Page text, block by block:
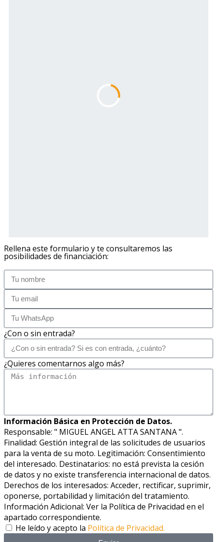
Rellena este formulario y te consultaremos las
posibilidades de financiación:
¿Con o sin entrada?
¿Quieres comentarnos algo más?
Información Básica en Protección de Datos.
Responsable: " MIGUEL ANGEL ATTA SANTANA ".
Finalidad: Gestión integral de las solicitudes de usuarios
para la venta de su moto. Legitimación: Consentimiento
del interesado. Destinatarios: no está prevista la cesión
de datos y no existe transferencia internacional de datos.
Derechos de los interesados: Acceder, rectificar, suprimir,
oponerse, portabilidad y limitación del tratamiento.
Información Adicional: Ver la Política de Privacidad en el
apartado correspondiente.
He leído y acepto la Política de Privacidad.